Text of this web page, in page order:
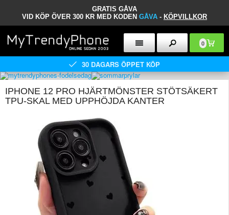
GRATIS GÅVA
VID KÖP ÖVER 300 KR MED KODEN GÅVA - KÖPVILLKOR
0
30 DAGARS ÖPPET KÖP
IPHONE 12 PRO HJÄRTMÖNSTER STÖTSÄKERT
TPU-SKAL MED UPPHÖJDA KANTER